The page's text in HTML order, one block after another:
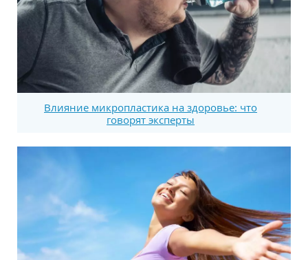
Влияние микропластика на здоровье: что
говорят эксперты